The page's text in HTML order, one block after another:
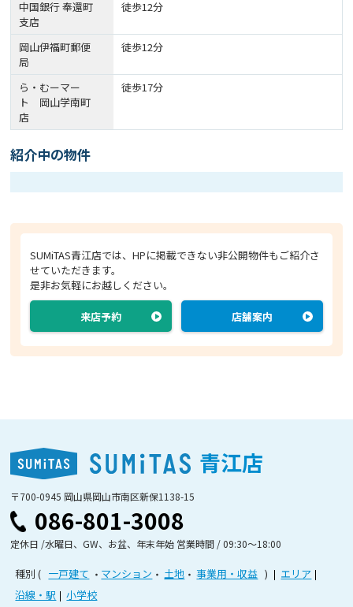
中国銀行 奉還町
支店
徒歩12分
岡山伊福町郵便
局
徒歩12分
ら・むーマー
ト 岡山学南町
店
徒歩17分
紹介中の物件
SUMiTAS青江店では、HPに掲載できない非公開物件もご紹介さ
せていただきます。
是非お気軽にお越しください。
来店予約 店舗案内
青江店
〒700-0945 岡山県岡山市南区新保1138-15
086-801-3008
定休日 /水曜日、GW、お盆、年末年始 営業時間 / 09:30〜18:00
種別 一戸建て マンション 土地 事業用・収益
エリア
沿線・駅
小学校